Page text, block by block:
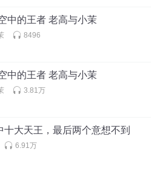
中的王者 老高与小茉
8496
中的王者 老高与小茉
3.81万
十大天王，最后两个意想不到
6.91万